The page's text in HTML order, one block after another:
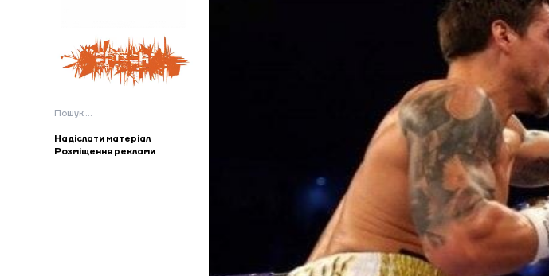
Пошук:
Надіслати матеріал
Розміщення реклами